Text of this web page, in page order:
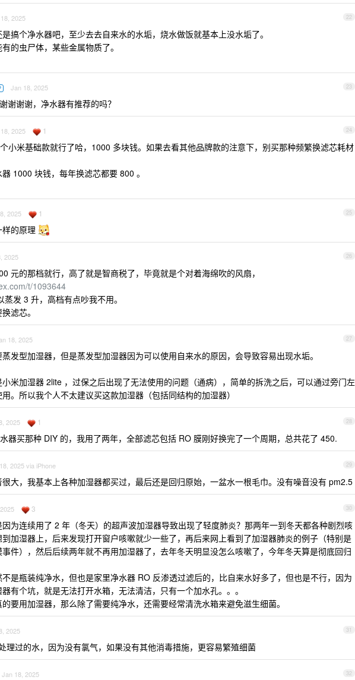
22
2025
搞个净水器吧，至少去去自来水的水垢，烧水做饭就基本上没水垢了。
的虫尸体，某些金属物质了。
23
Jan 18, 2025
谢谢谢，净水器有推荐的吗？
24
2025 1
小米基础款就行了哈，1000 多块钱。如果去看其他品牌款的注意下，别买那种频繁换滤芯耗材
1000 块钱，每年换滤芯都要 800 。
25
2025 1
的原理
26
2025
元的那档就行，高了就是智商税了，毕竟就是个对着海绵吹的风扇，
t/1093644
发 3 升，高档有点吵我不用。
滤芯。
27
18, 2025
发型加湿器，但是蒸发型加湿器因为可以使用自来水的原因，会导致容易出现水垢。
米加湿器 2lite ，过保之后出现了无法使用的问题（通病），简单的拆洗之后，可以通过旁门左
。所以我个人不太建议买这款加湿器（包括同结构的加湿器）
28
2025 1
器买那种 DIY 的，我用了两年，全部滤芯包括 RO 膜刚好换完了一个周期，总共花了 450.
29
2025 via iPhone
大，我基本上各种加湿器都买过，最后还是回归原始，一盆水一根毛巾。没有噪音没有 pm2.5
30
3
为连续用了 2 年（冬天）的超声波加湿器导致出现了轻度肺炎？那两年一到冬天都各种剧烈咳
加湿器上，后来发现打开窗户咳嗽就少一些了，再后来网上看到了加湿器肺炎的例子（特别是
件），然后后续两年就不再用加湿器了，去年冬天明显没怎么咳嗽了，今年冬天算是彻底回归
是瓶装纯净水，但也是家里净水器 RO 反渗透过滤后的，比自来水好多了，但也是不行，因为
有个坑，就是无法打开水箱，无法清洁，只有一个加水孔。。。
要用加湿器，那么除了需要纯净水，还需要经常清洗水箱来避免滋生细菌。
31
2025
理过的水，因为没有氯气，如果没有其他消毒措施，更容易繁殖细菌
32
Jan 18, 2025